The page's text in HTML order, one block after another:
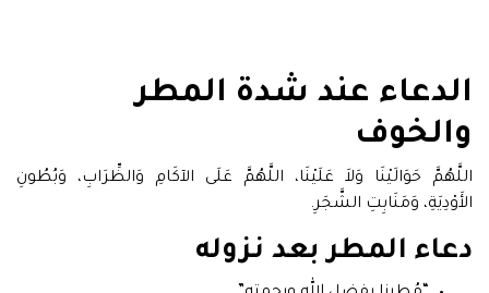
الدعاء عند شدة المطر
والخوف
اللَّهُمَّ حَوَالَيْنَا وَلاَ عَلَيْنَا، اللَّهُمَّ عَلَى الآكَامِ وَالظِّرَابِ، وَبُطُونِ
الأَوْدِيَةِ، وَمَنَابِتِ الشَّجَرِ.
دعاء المطر بعد نزوله